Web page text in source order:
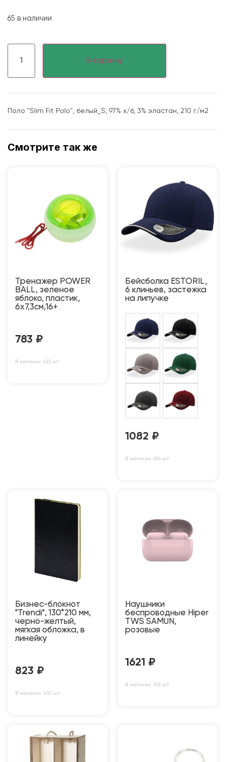
65 в наличии
В корзину
Поло "Slim Fit Polo", белый_S, 97% х/б, 3% эластан, 210 г/м2
Смотрите так же
Тренажер POWER
BALL, зеленое
яблоко, пластик,
6х7,3см,16+
783 ₽
В наличии: 622 шт
Бейсболка ESTORIL,
6 клиньев, застежка
на липучке
1082 ₽
В наличии: 656 шт
Бизнес-блокнот
"Trendi", 130*210 мм,
черно-желтый,
мягкая обложка, в
линейку
823 ₽
В наличии: 430 шт
Наушники
беспроводные Hiper
TWS SAMUN,
розовые
1621 ₽
В наличии: 105 шт